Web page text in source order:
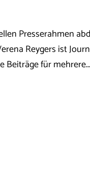
Presserahmen
Reygers ist
Beiträge für mehrere...